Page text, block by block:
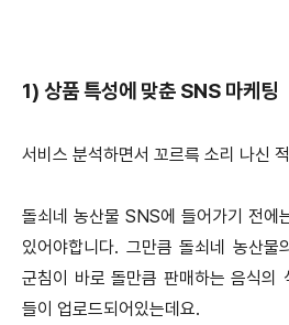
1) 상품 특성에 맞춘 SNS 마케팅
서비스 분석하면서 꼬르륵 소리 나신
돌쇠네 농산물 SNS에 들어가기 전에
있어야합니다. 그만큼 돌쇠네 농산물
군침이 바로 돌만큼 판매하는 음식의
들이 업로드되어있는데요.